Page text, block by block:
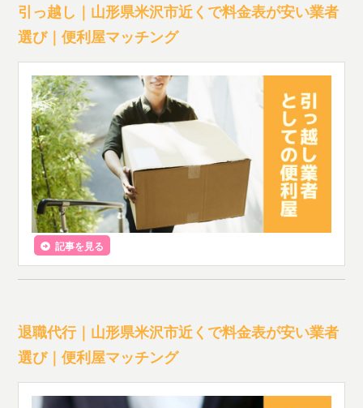
引っ越し｜山形県米沢市近くで料金表が安い業者
選び｜便利屋マッチング
記事を見る
退職代行｜山形県米沢市近くで料金表が安い業者
選び｜便利屋マッチング